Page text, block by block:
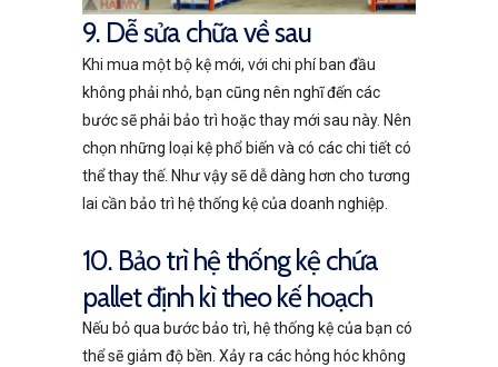
9. Dễ sửa chữa về sau
Khi mua một bộ kệ mới, với chi phí ban đầu
không phải nhỏ, bạn cũng nên nghĩ đến các
bước sẽ phải bảo trì hoặc thay mới sau này. Nên
chọn những loại kệ phổ biến và có các chi tiết có
thể thay thế. Như vậy sẽ dễ dàng hơn cho tương
lai cần bảo trì hệ thống kệ của doanh nghiệp.
10. Bảo trì hệ thống kệ chứa
pallet định kì theo kế hoạch
Nếu bỏ qua bước bảo trì, hệ thống kệ của bạn có
thể sẽ giảm độ bền. Xảy ra các hỏng hóc không